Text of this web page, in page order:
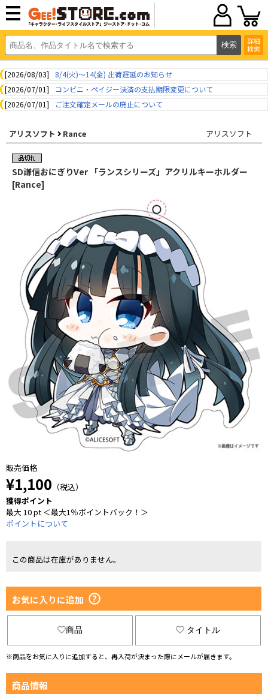
詳細
検索
[2026/08/03]
8/4(火)～14(金) 出荷遅延のお知らせ
[2026/07/01]
コンビニ・ペイジー決済の支払期限変更について
[2026/07/01]
ご注文確定メールの廃止について
アリスソフト Rance アリスソフト
SD謙信おにぎりVer 「ランスシリーズ」アクリルキーホルダー
[Rance]
販売価格
¥1,100 （税込）
獲得ポイント
最大 10 pt ＜最大1％ポイントバック！＞
ポイントについて
この商品は在庫がありません。
お気に入りに追加
商品 タイトル
※商品をお気に入りに追加すると、再入荷が決まった際にメールが届きます。
商品情報